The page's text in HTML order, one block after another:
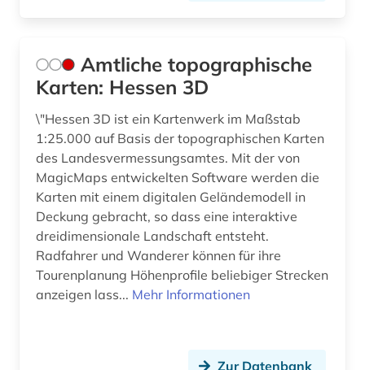
geschichte 1500-1700 (1)
geschichte 1500-2000 (1)
geschichte 1800 (1)
geschichte 1850 - 1950 (1)
geschichte 1850-1980 (1)
geschichte 1906-1906 (1)
geschichte 1942 - 1945 (1)
geschichte 1945 - (1)
geschichtsschreibung (1)
Amtliche topographische
Karten: Hessen 3D
\"Hessen 3D ist ein Kartenwerk im Maßstab
1:25.000 auf Basis der topographischen Karten
des Landesvermessungsamtes. Mit der von
MagicMaps entwickelten Software werden die
Karten mit einem digitalen Geländemodell in
Deckung gebracht, so dass eine interaktive
dreidimensionale Landschaft entsteht.
Radfahrer und Wanderer können für ihre
Tourenplanung Höhenprofile beliebiger Strecken
anzeigen lass... Mehr Informationen
Zur Datenbank